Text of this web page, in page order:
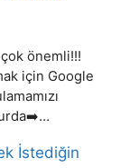
önemli!!!
için Google
İstediğin